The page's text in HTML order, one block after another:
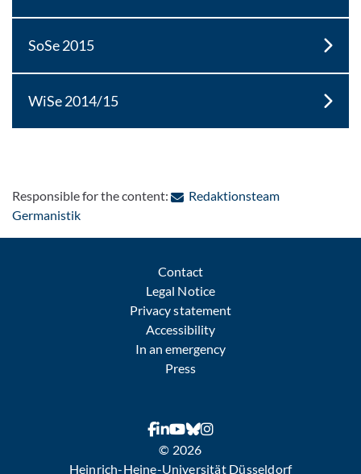
SoSe 2015
WiSe 2014/15
Responsible for the content:
Redaktionsteam
Germanistik: Contact by e-mail
Contact
Legal Notice
Privacy statement
Accessibility
In an emergency
Press
© 2026
Heinrich-Heine-Universität Düsseldorf